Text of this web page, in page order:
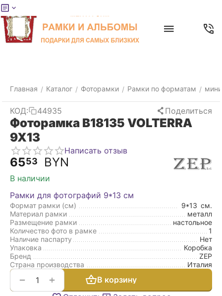
Главная / Каталог / Фоторамки / Рамки по форматам /
КОД: 44935 Поделиться
Фоторамка B18135 VOLTERRA
9X13
Написать отзыв
6553 BYN
В наличии
Рамки для фотографий 9*13 см
Формат рамки (см) 9*13 см.
Материал рамки
металл
Размещение рамки
настольное
Количество фото в рамке
1
Наличие паспарту
Нет
Упаковка
Коробка
Бренд
ZEP
Страна производства
Италия
+
−
В корзину
Меню
товары